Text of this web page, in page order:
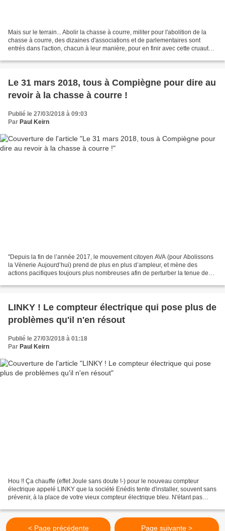
Mais sur le terrain... Abolir la chasse à courre, militer pour l'abolition de la
chasse à courre, des dizaines d'associations et de parlementaires sont
entrés dans l'action, chacun à leur manière, pour en finir avec cette cruauté
Le 31 mars 2018, tous à Compiègne pour dire au
revoir à la chasse à courre !
Publié le 27/03/2018 à 09:03
Par Paul Keirn
"Depuis la fin de l’année 2017, le mouvement citoyen AVA (pour Abolissons
la Vènerie Aujourd’hui) prend de plus en plus d’ampleur, et mène des
actions pacifiques toujours plus nombreuses afin de perturber la tenue de
LINKY ! Le compteur électrique qui pose plus de
problèmes qu'il n'en résout
Publié le 27/03/2018 à 01:18
Par Paul Keirn
Hou !! Ça chauffe (effet Joule sans doute !-) pour le nouveau compteur
électrique appelé LINKY que la société Enédis tente d'installer, souvent sans
prévenir, à la place de votre vieux compteur électrique bleu. N'étant pas
< Page précédente Page suivante >